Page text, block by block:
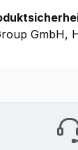
GmbH,